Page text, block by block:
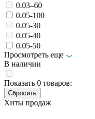
0.03–60
0.05-100
0.05-30
0.05-40
0.05-50
Просмотреть еще
В наличии
Показать 0 товаров:
Хиты продаж